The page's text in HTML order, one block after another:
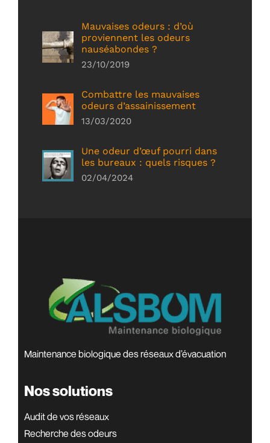
Mauvaises odeurs : d’où
proviennent les odeurs
nauséabondes ?
23/10/2019
Combattre les mauvaises
odeurs d’assainissement
13/03/2020
Une odeur d’œuf pourri dans
les bureaux : quels risques ?
02/04/2024
Maintenance biologique des réseaux d’évacuation
Nos solutions
Audit de vos réseaux
Recherche des odeurs